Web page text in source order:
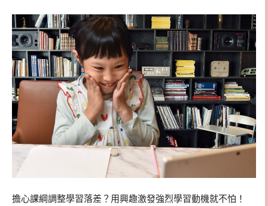
擔心課綱調整學習落差？用興趣激發強烈學習動機就不怕！